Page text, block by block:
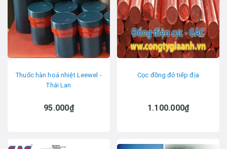
Thuốc hàn hoá nhiệt Leewel -
Thái Lan
95.000₫
Cọc đồng đỏ tiếp địa
1.100.000₫